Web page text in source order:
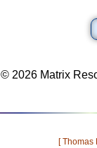
© 2026 Matrix
[ Thomas